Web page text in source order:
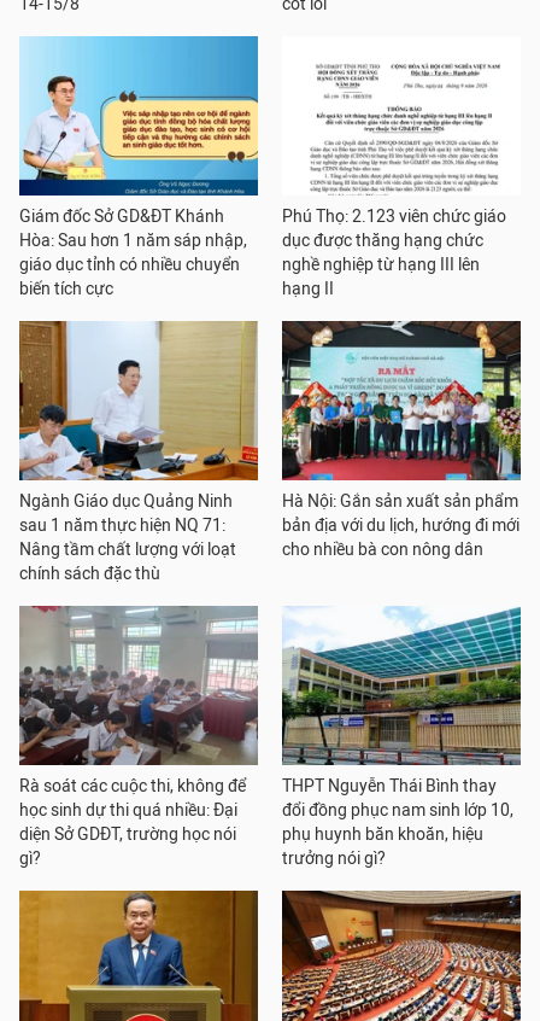
14-15/8 cốt lõi
Giám đốc Sở GD&ĐT Khánh
Hòa: Sau hơn 1 năm sáp nhập,
giáo dục tỉnh có nhiều chuyển
biến tích cực
Phú Thọ: 2.123 viên chức giáo
dục được thăng hạng chức
nghề nghiệp từ hạng III lên
hạng II
Ngành Giáo dục Quảng Ninh
sau 1 năm thực hiện NQ 71:
Nâng tầm chất lượng với loạt
chính sách đặc thù
Hà Nội: Gắn sản xuất sản phẩm
bản địa với du lịch, hướng đi mới
cho nhiều bà con nông dân
Rà soát các cuộc thi, không để
học sinh dự thi quá nhiều: Đại
diện Sở GDĐT, trường học nói
gì?
THPT Nguyễn Thái Bình thay
đổi đồng phục nam sinh lớp 10,
phụ huynh băn khoăn, hiệu
trưởng nói gì?